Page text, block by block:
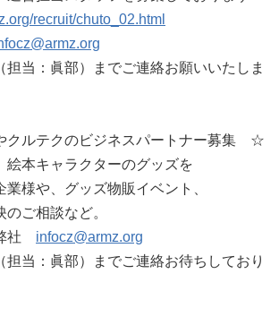
recruit/chuto_02.html
担当：眞部）までご連絡お願いいたしま
ルテクのビジネスパートナー募集 ☆
絵本キャラクターのグッズを
様や、グッズ物販イベント、
ご相談など。
社 infocz@armz.org
担当：眞部）までご連絡お待ちしており